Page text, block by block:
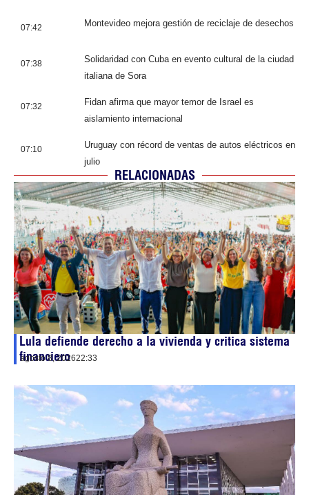
07:42 Montevideo mejora gestión de reciclaje de desechos
07:38
Solidaridad con Cuba en evento cultural de la ciudad
italiana de Sora
07:32
Fidan afirma que mayor temor de Israel es
aislamiento internacional
07:10
Uruguay con récord de ventas de autos eléctricos en
julio
RELACIONADAS
Lula defiende derecho a la vivienda y critica sistema
financiero
agosto 8, 202622:33